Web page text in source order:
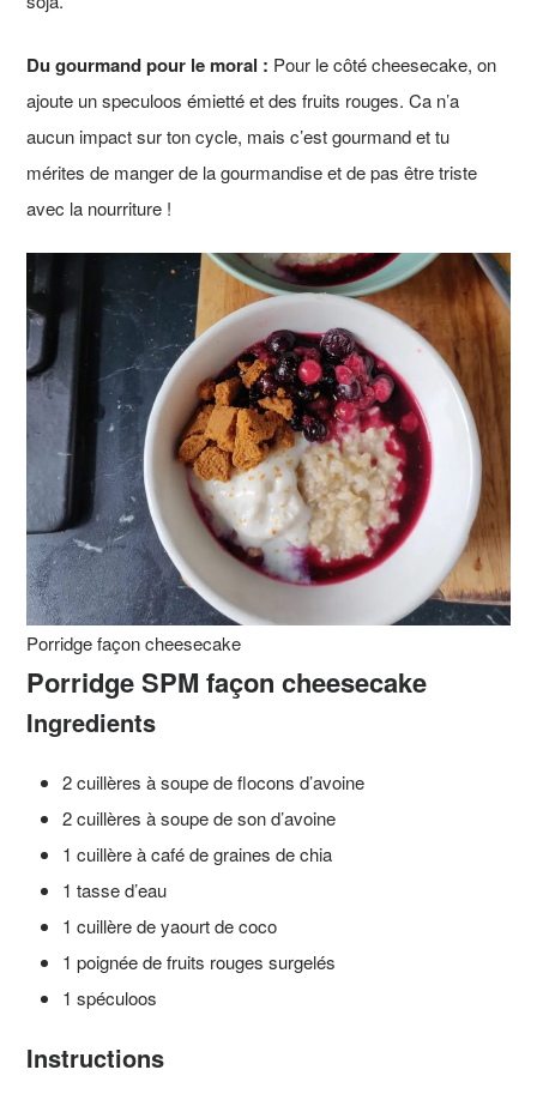
Du gourmand pour le moral : Pour le côté cheesecake, on
ajoute un speculoos émietté et des fruits rouges. Ca n’a
aucun impact sur ton cycle, mais c’est gourmand et tu
mérites de manger de la gourmandise et de pas être triste
avec la nourriture !
Porridge façon cheesecake
Porridge SPM façon cheesecake
Ingredients
2 cuillères à soupe de flocons d’avoine
2 cuillères à soupe de son d’avoine
1 cuillère à café de graines de chia
1 tasse d’eau
1 cuillère de yaourt de coco
1 poignée de fruits rouges surgelés
1 spéculoos
Instructions